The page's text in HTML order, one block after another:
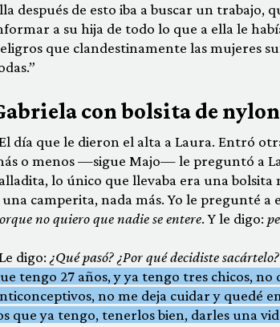
después de esto iba a buscar un trabajo,
a su hija de todo lo que a ella le
que clandestinamente las mujeres
con bolsita de nylon
día que le dieron el alta a Laura. Entró
o menos —sigue Majo— le preguntó a
lo único que llevaba era una bolsita
camperita, nada más. Yo le pregunté a
no quiero que nadie se entere. Y le digo:
digo: ¿Qué pasó? ¿Por qué decidiste
tengo 27 años, y ya tengo tres chicos,
no me deja cuidar y quedé
que ya tengo, tenerlos bien, darles una